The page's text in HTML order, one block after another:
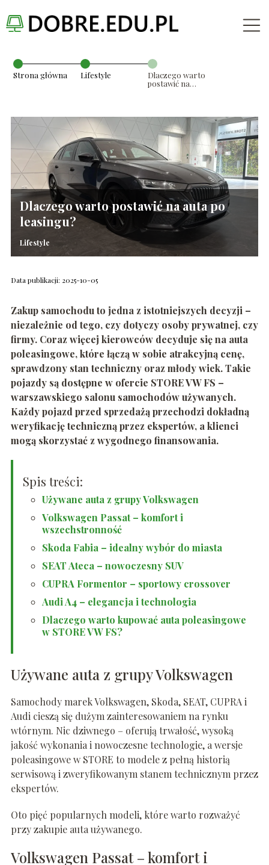
Strona główna Lifestyle
Dlaczego warto
postawić na
Dlaczego warto postawić na auta po
leasingu?
Lifestyle
Data publikacji: 2025-10-05
Zakup samochodu to jedna z istotniejszych decyzji –
niezależnie od tego, czy dotyczy osoby prywatnej, czy
firmy. Coraz więcej kierowców decyduje się na auta
poleasingowe, które łączą w sobie atrakcyjną cenę,
sprawdzony stan techniczny oraz młody wiek. Takie
pojazdy są dostępne w ofercie STORE VW FS –
warszawskiego salonu samochodów używanych.
Każdy pojazd przed sprzedażą przechodzi dokładną
weryfikację techniczną przez ekspertów, a klienci
mogą skorzystać z wygodnego finansowania.
Spis treści:
Używane auta z grupy Volkswagen
Volkswagen Passat – komfort i
wszechstronność
Skoda Fabia – idealny wybór do miasta
SEAT Ateca – nowoczesny SUV
CUPRA Formentor – sportowy crossover
Audi A4 – elegancja i technologia
Dlaczego warto kupować auta poleasingowe
w STORE VW FS?
Używane auta z grupy Volkswagen
Samochody marek Volkswagen, Skoda, SEAT, CUPRA i
Audi cieszą się dużym zainteresowaniem na rynku
wtórnym. Nic dziwnego – oferują trwałość, wysoką
jakość wykonania i nowoczesne technologie, a wersje
poleasingowe w STORE to modele z pełną historią
serwisową i zweryfikowanym stanem technicznym przez
ekspertów.
Oto pięć popularnych modeli, które warto rozważyć
przy zakupie auta używanego.
Volkswagen Passat – komfort i